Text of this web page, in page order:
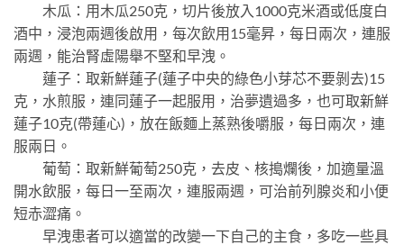
木瓜：用木瓜250克，切片後放入1000克米酒或低度白
酒中，浸泡兩週後啟用，每次飲用15毫昇，每日兩次，連服
兩週，能治腎虛陽舉不堅和早洩。
蓮子：取新鮮蓮子(蓮子中央的綠色小芽芯不要剝去)15
克，水煎服，連同蓮子一起服用，治夢遺過多，也可取新鮮
蓮子10克(帶蓮心)，放在飯麵上蒸熟後嚼服，每日兩次，連
服兩日。
葡萄：取新鮮葡萄250克，去皮、核搗爛後，加適量溫
開水飲服，每日一至兩次，連服兩週，可治前列腺炎和小便
短赤澀痛。
早洩患者可以適當的改變一下自己的主食，多吃一些具